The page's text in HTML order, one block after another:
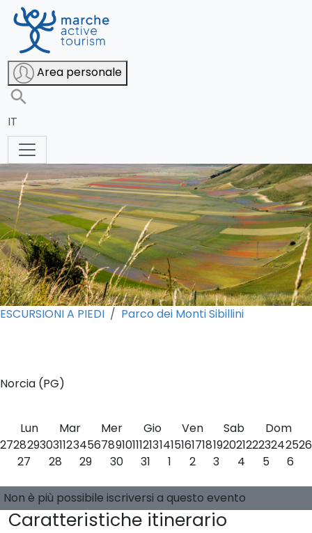
Area personale
IT
Fioritura di Castelluccio -
mattina
ESCURSIONI A PIEDI Parco dei Monti Sibillini
Norcia (PG)
Lun Mar Mer Gio Ven Sab
Dom
27282930311234567891011121314151617181920212223242526
27
28 29 30 31 1 2 3 4 5 6
Non è più possibile iscriversi a questo evento
Caratteristiche itinerario